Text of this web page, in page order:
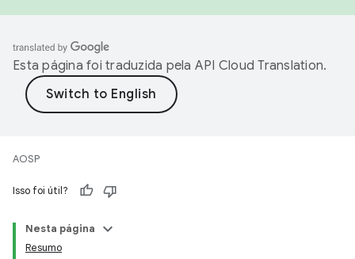
Esta página foi traduzida pela API Cloud Translation.
AOSP
Isso foi útil?
Nesta página
Resumo